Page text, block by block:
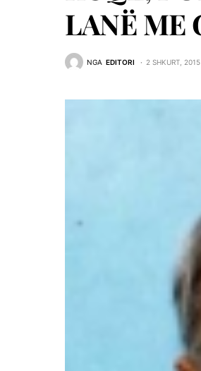
LANË ME
NGA EDITORI 2 SHKURT, 2015